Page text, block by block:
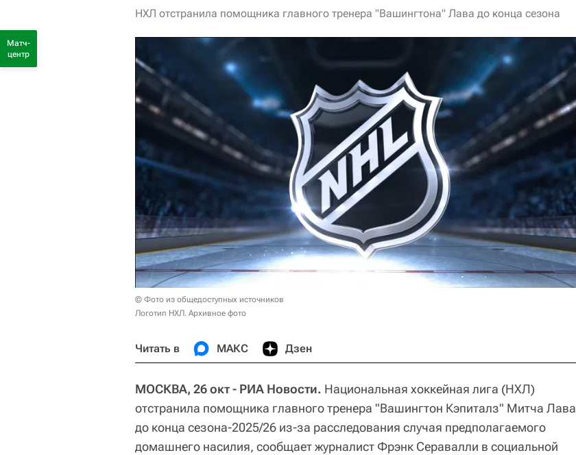
НХЛ отстранила помощника главного тренера "Вашингтона" Лава до конца сезона
© Фото из общедоступных источников
Логотип НХЛ. Архивное фото
Читать в МАКС Дзен
МОСКВА, 26 окт - РИА Новости. Национальная хоккейная лига (НХЛ)
отстранила помощника главного тренера "Вашингтон Кэпиталз" Митча Лава
до конца сезона-2025/26 из-за расследования случая предполагаемого
домашнего насилия, сообщает журналист Фрэнк Серавалли в социальной
Матч-
центр